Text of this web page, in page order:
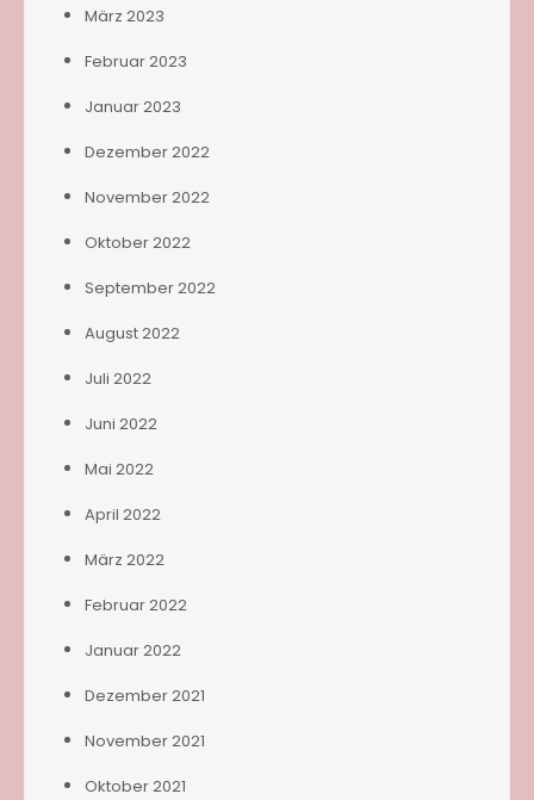
März 2023
Februar 2023
Januar 2023
Dezember 2022
November 2022
Oktober 2022
September 2022
August 2022
Juli 2022
Juni 2022
Mai 2022
April 2022
März 2022
Februar 2022
Januar 2022
Dezember 2021
November 2021
Oktober 2021